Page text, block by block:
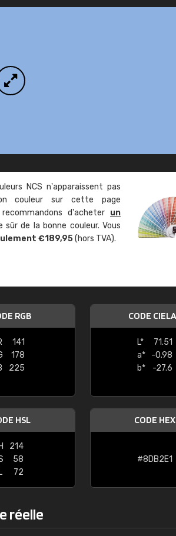
NCS n'apparaissent pas
couleur sur cette page
d'acheter un
sûr de la bonne couleur. Vous
€189,95(hors TVA).
RGB
141
178
225
CODE
L*
71.51
a*
-0.98
b*
-27.6
HSL
H
214
58
L
72
CODE HEX
#8DB2E1
réelle
"Le site ne permet pas de voir
sont les produits disponibles. Il
palettes de couleurs: Classic,
comprend pas qui est quoi. La
bien passé et le produit reçu